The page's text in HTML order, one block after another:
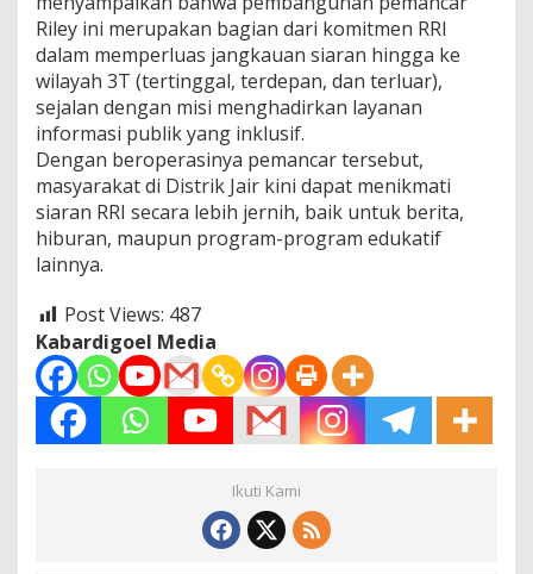
Riley ini merupakan bagian dari komitmen RRI
dalam memperluas jangkauan siaran hingga ke
wilayah 3T (tertinggal, terdepan, dan terluar),
sejalan dengan misi menghadirkan layanan
informasi publik yang inklusif.
Dengan beroperasinya pemancar tersebut,
masyarakat di Distrik Jair kini dapat menikmati
siaran RRI secara lebih jernih, baik untuk berita,
hiburan, maupun program-program edukatif
lainnya.
Post Views: 487
Kabardigoel Media
Ikuti Kami